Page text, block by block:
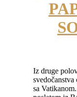
Iz druge polovine 17. veka sačuvana su dva dragocena
sa